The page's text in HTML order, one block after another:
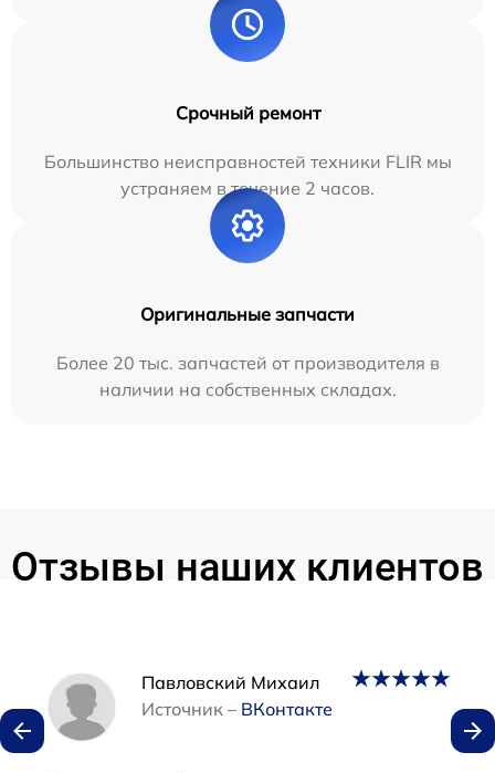
Срочный ремонт
Большинство неисправностей техники FLIR мы
устраняем в течение 2 часов.
Оригинальные запчасти
Более 20 тыс. запчастей от производителя в
наличии на собственных складах.
Отзывы наших клиентов
Павловский Михаил
Источник – ВКонтакте
Наши мастера